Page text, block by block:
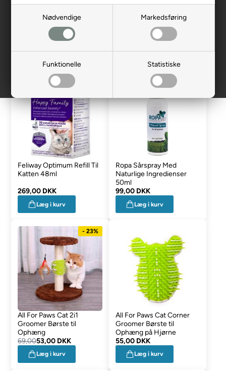
Nødvendige Markedsføring
Funktionelle Statistiske
Heldragt og halskrave
til kat
Katte børste, kam og
Feliway Optimum Refill Til
Katten 48ml
269,00 DKK
Læg i kurv
Ropa Sårspray Med
Naturlige Ingredienser
50ml
99,00 DKK
Læg i kurv
- 23%
All For Paws Cat 2i1
Groomer Børste til
Ophæng
69,0053,00 DKK
Læg i kurv
All For Paws Cat Corner
Groomer Børste til
Ophæng på Hjørne
55,00 DKK
Læg i kurv